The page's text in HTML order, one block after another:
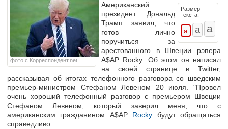
фото с Корреспондент.net
Размер
текста:
Американский
президент Дональд
Трамп заявил, что
готов лично
поручиться за
арестованного в Швеции рэпера
A$AP Rocky. Об этом он написал
на своей странице в Twitter,
рассказывая об итогах телефонного разговора со шведским
премьер-министром Стефаном Левеном 20 июля. "Провел
очень хороший телефонный разговор с премьером Швеции
Стефаном Левеном, который заверил меня, что с
американским гражданином A$AP Rocky будут обращаться
справедливо.